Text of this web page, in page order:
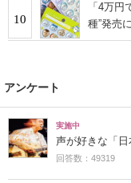
10
「4万
種”発売
アンケート
実施中
声が好きな「日
回答数：49319